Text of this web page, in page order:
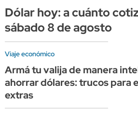
Dólar hoy: a cuánto
sábado 8 de agosto
Viaje económico
Armá tu valija de manera
ahorrar dólares: trucos para
extras